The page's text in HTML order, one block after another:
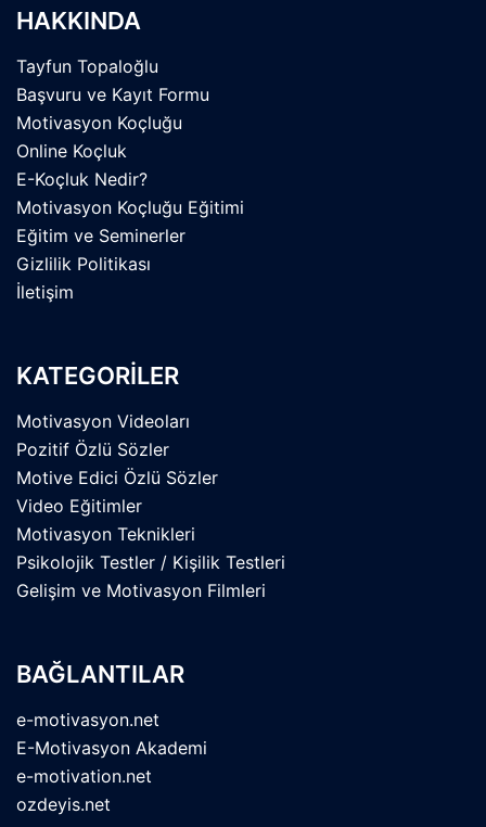
HAKKINDA
Tayfun Topaloğlu
Başvuru ve Kayıt Formu
Motivasyon Koçluğu
Online Koçluk
E-Koçluk Nedir?
Motivasyon Koçluğu Eğitimi
Eğitim ve Seminerler
Gizlilik Politikası
İletişim
KATEGORİLER
Motivasyon Videoları
Pozitif Özlü Sözler
Motive Edici Özlü Sözler
Video Eğitimler
Motivasyon Teknikleri
Psikolojik Testler / Kişilik Testleri
Gelişim ve Motivasyon Filmleri
BAĞLANTILAR
e-motivasyon.net
E-Motivasyon Akademi
e-motivation.net
ozdeyis.net